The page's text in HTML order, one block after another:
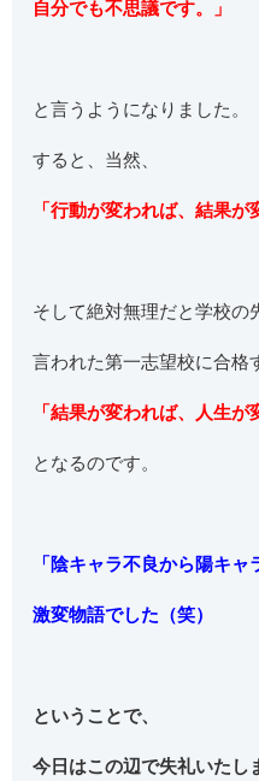
自分でも不思議です。」
と言うようになりました。
すると、当然、
「行動が変われば、結果が
そして絶対無理だと学校の
言われた第一志望校に合格
「結果が変われば、人生が
となるのです。
「陰キャラ不良から陽キ
激変物語でした（笑）
ということで、
今日はこの辺で失礼いたし